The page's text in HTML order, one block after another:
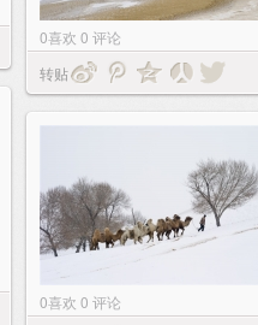
0喜欢 0 评论
转贴
0喜欢 0 评论